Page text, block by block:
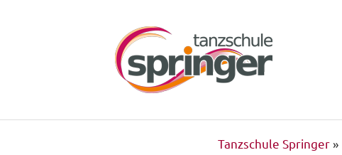
Tanzschule Springer»